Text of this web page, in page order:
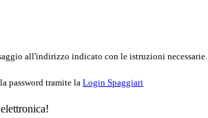
all'indirizzo indicato con le istruzioni necessarie.
password tramite la Login Spaggiari